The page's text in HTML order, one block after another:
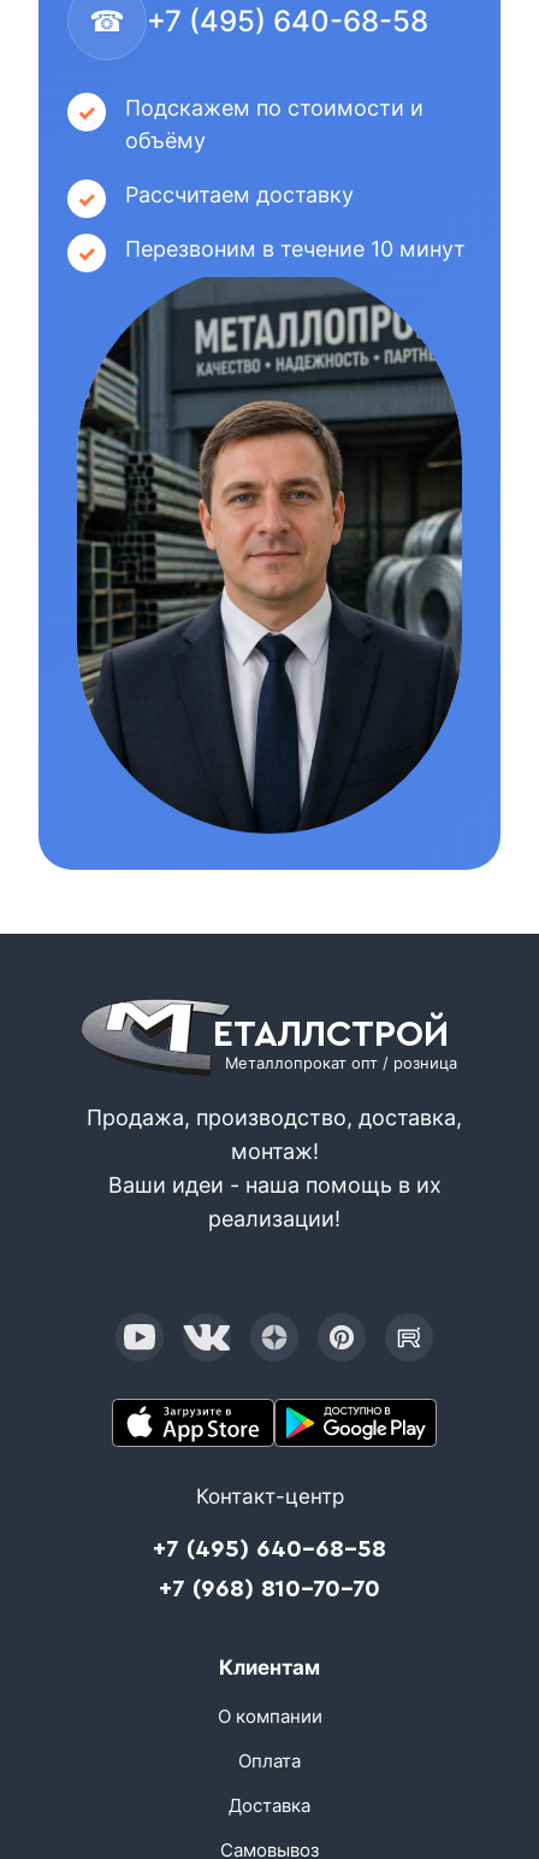
☎ +7 (495) 640-68-58
Подскажем по стоимости и
объёму
Рассчитаем доставку
Перезвоним в течение 10 минут
ЕТАЛЛСТРОЙ
Металлопрокат опт / розница
Продажа, производство, доставка,
монтаж!
Ваши идеи - наша помощь в их
реализации!
Контакт-центр
+7 (495) 640-68-58
+7 (968) 810-70-70
Клиентам
О компании
Оплата
Доставка
Самовывоз